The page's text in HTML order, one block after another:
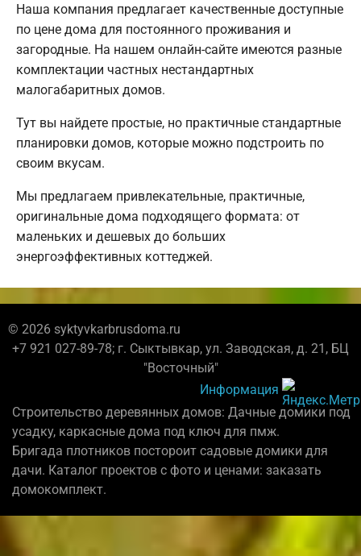
Наша компания предлагает качественные доступные
по цене дома для постоянного проживания и
загородные. На нашем онлайн-сайте имеются разные
комплектации частных нестандартных
малогабаритных домов.
Тут вы найдете простые, но практичные стандартные
планировки домов, которые можно подстроить по
своим вкусам.
Мы предлагаем привлекательные, практичные,
оригинальные дома подходящего формата: от
маленьких и дешевых до больших
энергоэффективных коттеджей.
© 2026 syktyvkarbrusdoma.ru
+7 921 027-89-78; г. Сыктывкар, ул. Заводская, д. 21, БЦ
"Восточный"
Информация
Строительство деревянных домов: Дачные домики под
усадку, каркасные дома под ключ для пмж.
Бригада плотников постороит садовые домики для
дачи. Каталог проектов с фото и ценами: заказать
домокомплект.